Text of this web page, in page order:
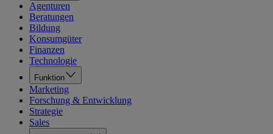
Agenturen
Beratungen
Bildung
Konsumgüter
Finanzen
Technologie
Funktion
Marketing
Forschung & Entwicklung
Strategie
Sales